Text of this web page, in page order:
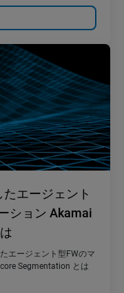
エージェント
ション Akamai
エージェント型FWのマ
Segmentation とは